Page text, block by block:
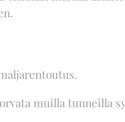
muilla tunneilla